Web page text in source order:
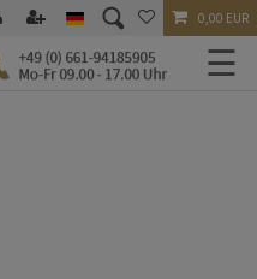
0,00 EUR
☰